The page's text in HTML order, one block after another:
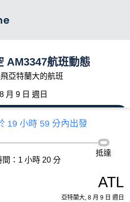
AM3347航班動態
亞特蘭大的航班
8 月 9 日 週日
19 小時 59 分內出發
間：1 小時 20 分
抵達
ATL
亞特蘭大, 8 月 9 日 週日